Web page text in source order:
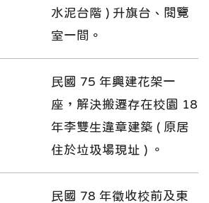
水泥台階 ) 升旗台、閱覽
室一間。
民國 75 年興建花架一
座，解決搬遷存在校園 18
年李雙生違章建築 ( 原居
住於垃圾場現址 ) 。
民國 78 年徵收校前及東